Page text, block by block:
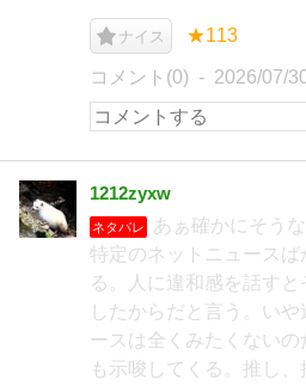
ナイス ★113
コメント(0) 2026/07/
1212zyxw
ネタバレ
あぁ確かにそう
特定のネットニュースば
る。人に違和感を話す
したからだと言う。い
ースは全くみたくない
も示唆してくる。推し